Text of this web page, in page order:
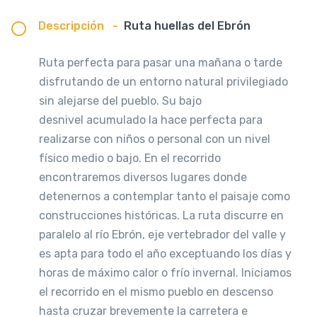
Descripción - Ruta huellas del Ebrón
Ruta perfecta para pasar una mañana o tarde
disfrutando de un entorno natural privilegiado
sin alejarse del pueblo. Su bajo
desnivel acumulado la hace perfecta para
realizarse con niños o personal con un nivel
físico medio o bajo. En el recorrido
encontraremos diversos lugares donde
detenernos a contemplar tanto el paisaje como
construcciones históricas. La ruta discurre en
paralelo al río Ebrón, eje vertebrador del valle y
es apta para todo el año exceptuando los días y
horas de máximo calor o frío invernal. Iniciamos
el recorrido en el mismo pueblo en descenso
hasta cruzar brevemente la carretera e